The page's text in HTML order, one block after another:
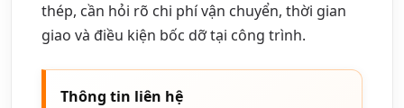
thép, cần hỏi rõ chi phí vận chuyển, thời gian
giao và điều kiện bốc dỡ tại công trình.
Thông tin liên hệ